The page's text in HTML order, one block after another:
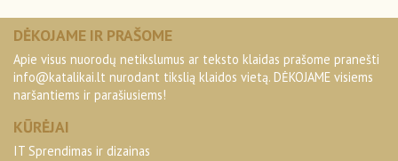
DĖKOJAME IR PRAŠOME
Apie visus nuorodų netikslumus ar teksto klaidas prašome pranešti
info@katalikai.lt nurodant tikslią klaidos vietą. DĖKOJAME visiems
naršantiems ir parašiusiems!
KŪRĖJAI
IT Sprendimas ir dizainas